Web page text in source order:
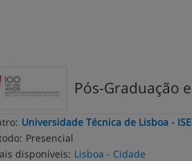
Pós-Graduação
Universidade Técnica de Lisboa -
Presencial
disponíveis: Lisboa - Cidade